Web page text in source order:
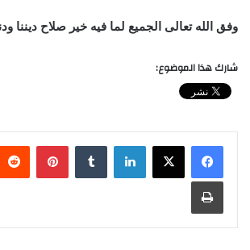
وفق الله تعالى الجميع لما فيه خير صلاح ديننا
شارك هذا الموضوع:
لينكدإن بينتيريست